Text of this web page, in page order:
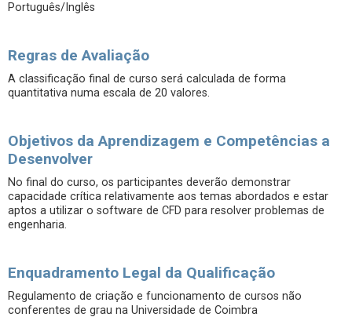
Português/Inglês
Regras de Avaliação
A classificação final de curso será calculada de forma
quantitativa numa escala de 20 valores.
Objetivos da Aprendizagem e Competências a
Desenvolver
No final do curso, os participantes deverão demonstrar
capacidade crítica relativamente aos temas abordados e estar
aptos a utilizar o software de CFD para resolver problemas de
engenharia.
Enquadramento Legal da Qualificação
Regulamento de criação e funcionamento de cursos não
conferentes de grau na Universidade de Coimbra